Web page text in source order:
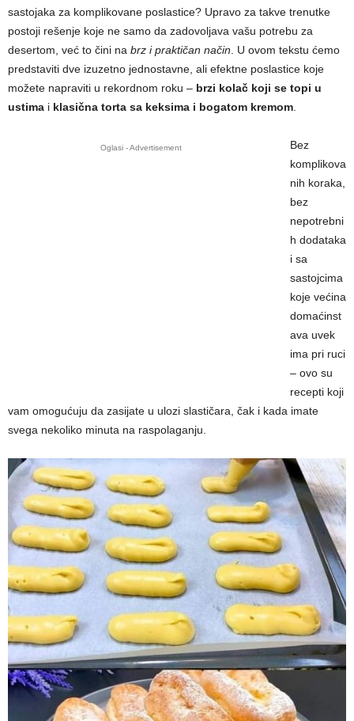
sastojaka za komplikovane poslastice? Upravo za takve trenutke
postoji rešenje koje ne samo da zadovoljava vašu potrebu za
desertom, već to čini na brz i praktičan način . U ovom tekstu ćemo
predstaviti dve izuzetno jednostavne, ali efektne poslastice koje
možete napraviti u rekordnom roku – brzi kolač koji se topi u
ustima i klasična torta sa keksima i bogatom kremom
Oglasi - Advertisement
Bez
komplikova
nih koraka,
bez
nepotrebni
h dodataka
i sa
sastojcima
koje većina
domaćinst
ava uvek
ima pri ruci
– ovo su
recepti koji
vam omogućuju da zasijate u ulozi slastičara, čak i kada imate
svega nekoliko minuta na raspolaganju.